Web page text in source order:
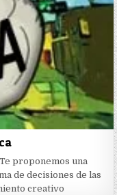
proponemos una
de decisiones de las
creativo